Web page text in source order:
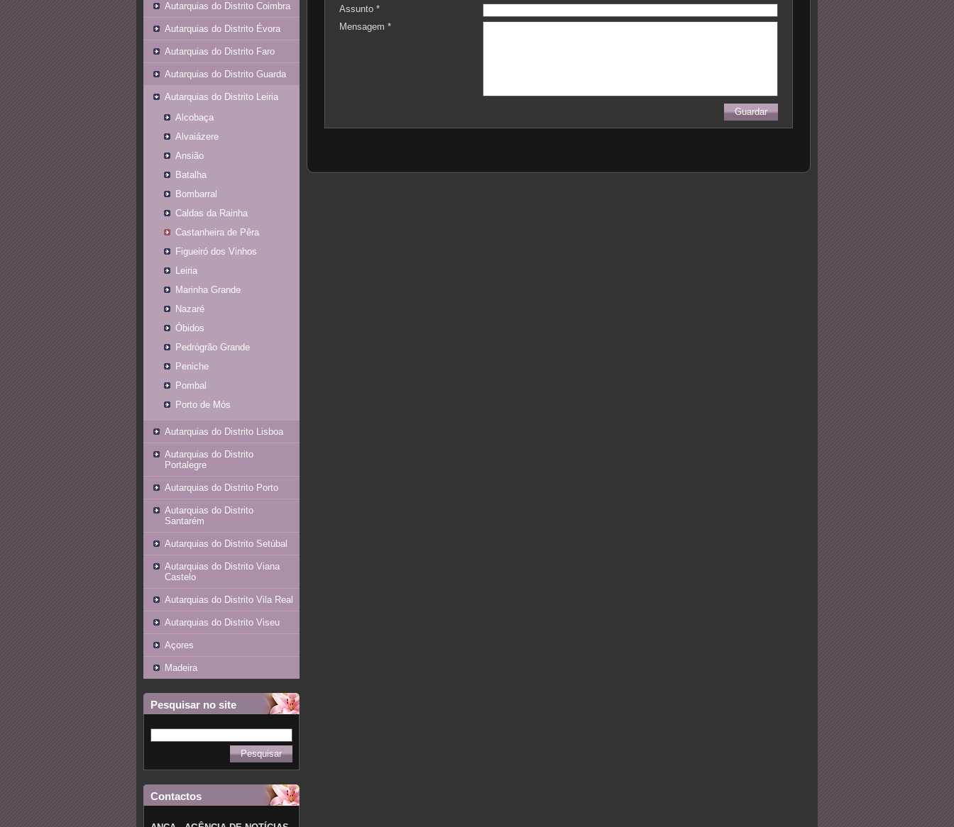
Autarquias do Distrito Coimbra
Autarquias do Distrito Évora
Autarquias do Distrito Faro
Autarquias do Distrito Guarda
Autarquias do Distrito Leiria
Alcobaça
Alvaiázere
Ansião
Batalha
Bombarral
Caldas da Rainha
Castanheira de Pêra
Figueiró dos Vinhos
Leiria
Marinha Grande
Nazaré
Óbidos
Pedrógrão Grande
Peniche
Pombal
Porto de Mós
Autarquias do Distrito Lisboa
Autarquias do Distrito
Portalegre
Autarquias do Distrito Porto
Autarquias do Distrito
Santarém
Autarquias do Distrito Setúbal
Autarquias do Distrito Viana
Castelo
Autarquias do Distrito Vila Real
Autarquias do Distrito Viseu
Açores
Madeira
Pesquisar no site
Contactos
Assunto *
Mensagem *